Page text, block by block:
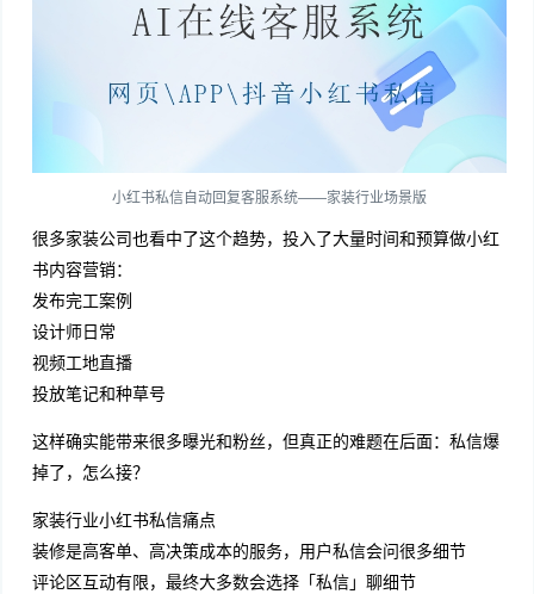
小红书私信自动回复客服系统——家装行业场景版
很多家装公司也看中了这个趋势，投入了大量时间和预算做小红
书内容营销：
发布完工案例
设计师日常
视频工地直播
投放笔记和种草号
这样确实能带来很多曝光和粉丝，但真正的难题在后面：私信爆
掉了，怎么接？
家装行业小红书私信痛点
装修是高客单、高决策成本的服务，用户私信会问很多细节
评论区互动有限，最终大多数会选择「私信」聊细节